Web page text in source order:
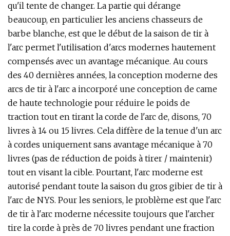
qu'il tente de changer. La partie qui dérange
beaucoup, en particulier les anciens chasseurs de
barbe blanche, est que le début de la saison de tir à
l'arc permet l'utilisation d'arcs modernes hautement
compensés avec un avantage mécanique. Au cours
des 40 dernières années, la conception moderne des
arcs de tir à l'arc a incorporé une conception de came
de haute technologie pour réduire le poids de
traction tout en tirant la corde de l'arc de, disons, 70
livres à 14 ou 15 livres. Cela diffère de la tenue d'un arc
à cordes uniquement sans avantage mécanique à 70
livres (pas de réduction de poids à tirer / maintenir)
tout en visant la cible. Pourtant, l'arc moderne est
autorisé pendant toute la saison du gros gibier de tir à
l'arc de NYS. Pour les seniors, le problème est que l'arc
de tir à l'arc moderne nécessite toujours que l'archer
tire la corde à près de 70 livres pendant une fraction